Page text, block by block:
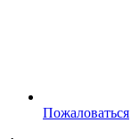
Пожаловаться